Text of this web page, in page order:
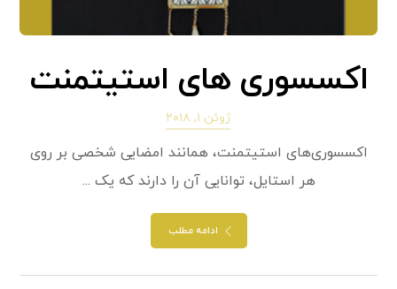
اکسسوری های استیتمنت
ژوئن ۱, ۲۰۱۸
اکسسوری‌های استیتمنت، همانند امضایی شخصی بر روی
هر استایل، توانایی آن را دارند که یک ...
ادامه مطلب